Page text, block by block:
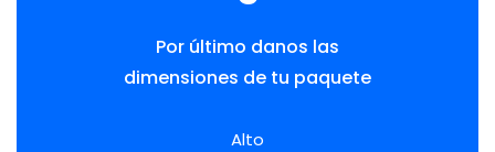
Por último danos las
dimensiones de tu paquete
Alto